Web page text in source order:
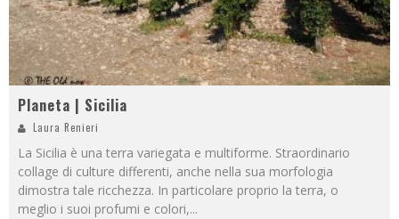
Planeta | Sicilia
Laura Renieri
La Sicilia è una terra variegata e multiforme. Straordinario
collage di culture differenti, anche nella sua morfologia
dimostra tale ricchezza. In particolare proprio la terra, o
meglio i suoi profumi e colori,...